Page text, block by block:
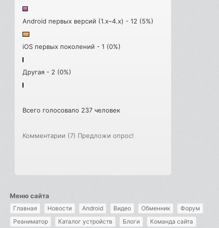
Android первых версий (1.x–4.x) - 12 (5%)
iOS первых поколений - 1 (0%)
Другая - 2 (0%)
Всего голосовало 237 человек
Комментарии (7) Предложи опрос!
Меню сайта
Главная Новости Android Видео Обменник
Форум
Реаниматор
Каталог устройств Блоги Команда сайта